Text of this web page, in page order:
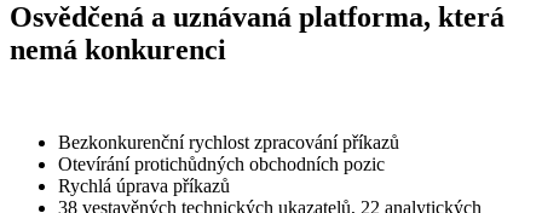
Osvědčená a uznávaná platforma, která
nemá konkurenci
Bezkonkurenční rychlost zpracování příkazů
Otevírání protichůdných obchodních pozic
Rychlá úprava příkazů
38 vestavěných technických ukazatelů, 22 analytických